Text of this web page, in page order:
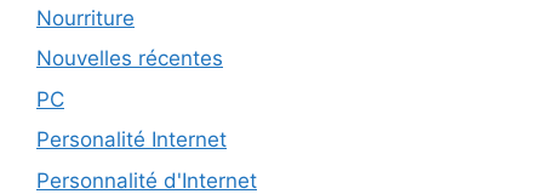
Nourriture
Nouvelles récentes
PC
Personalité Internet
Personnalité d'Internet